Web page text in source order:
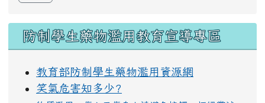
防制學生藥物濫用教育宣導專區
教育部防制學生藥物濫用資源網
笑氣危害知多少?